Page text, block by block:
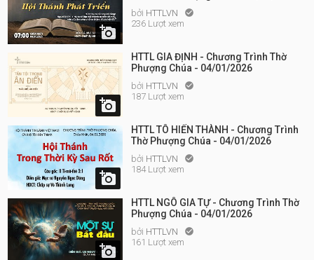

bởi HTTLVN 
236 Lượt xem

HTTL GIA ĐỊNH - Chương Trình Thờ
Phượng Chúa - 04/01/2026
bởi HTTLVN 
187 Lượt xem

HTTL TÔ HIẾN THÀNH - Chương Trình
Thờ Phượng Chúa - 04/01/2026
bởi HTTLVN 
184 Lượt xem

HTTL NGÔ GIA TỰ - Chương Trình Thờ
Phượng Chúa - 04/01/2026
bởi HTTLVN 
161 Lượt xem